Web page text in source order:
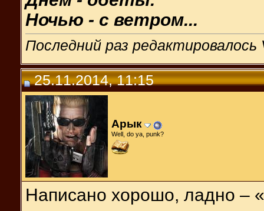
Ночью - с ветром...
Последний раз
25.11.2014, 11:15
Арык
Well, do ya, punk?
Написано хорошо, ладно –